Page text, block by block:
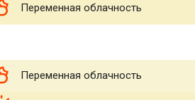
Переменная облачность
Переменная облачность